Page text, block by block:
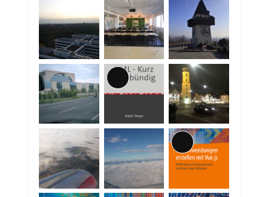
Lange
Beschreibung
Lange
Beschreibung